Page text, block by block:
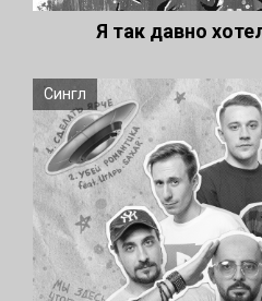
Я так давно
Сингл